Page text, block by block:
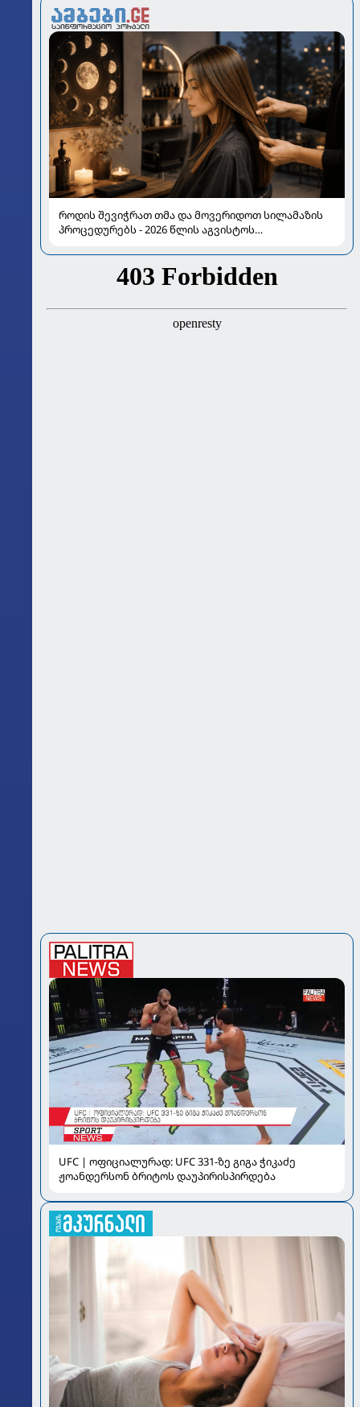
როდის შევიჭრათ თმა და მოვერიდოთ სილამაზის
პროცედურებს - 2026 წლის აგვისტოს
UFC | ოფიციალურად: UFC 331-ზე გიგა ჭიკაძე
ჟოანდერსონ ბრიტოს დაუპირისპირდება